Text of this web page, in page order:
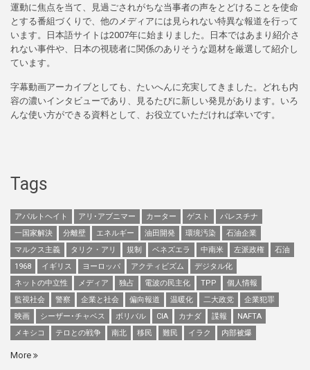
運動に焦点を当て、見過ごされがちな当事者の声をとどけることを使命
とする番組づくりで、他のメディアには見られない特異な報道を行って
います。日本語サイトは2007年に始まりました。日本ではあまり紹介さ
れない事件や、日本の視聴者に関係のありそうな題材を厳選して紹介し
ています。
字幕動画アーカイブとしても、たいへんに充実してきました。どれも内
容の濃いインタビューであり、見るたびに新しい発見があります。いろ
んな使い方ができる資料として、お役立ていただければ幸いです。
Tags
アパルトヘイト アリ･アブニマー カーター ゲスト
パレスチナ
一国家解決
分離壁 エネルギー 油田開発 環境汚染
石油企業
マルクス主義
タリク・アリ 規制 ベネズエラ 中南米 左派政権
石油
1968
イギリス ヨーロッパ アクティビズム
デジタル化
ネットの中立性
メディア 独占 電波の民主化 TPP
個人情報
監視社会
警察 企業と社会 偏向報道 温暖化 二大政党
企業犯罪
映画
シーザー･チャベス ボリバル CIA カナダ 諜報
NAFTA
メキシコ
テロとの戦争 南北 移民 難民 イラク 内部被爆
More